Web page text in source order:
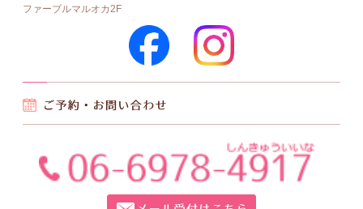
ファーブルマルオカ2F